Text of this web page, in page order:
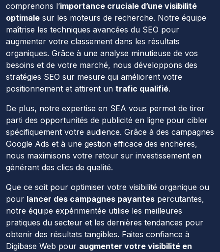
comprenons l’importance cruciale d’une visibilité
optimale sur les moteurs de recherche. Notre équipe
maîtrise les techniques avancées du SEO pour
augmenter votre classement dans les résultats
organiques. Grâce à une analyse minutieuse de vos
besoins et de votre marché, nous développons des
stratégies SEO sur mesure qui améliorent votre
positionnement et attirent un trafic qualifié.
De plus, notre expertise en SEA vous permet de tirer
parti des opportunités de publicité en ligne pour cibler
spécifiquement votre audience. Grâce à des campagnes
Google Ads et à une gestion efficace des enchères,
nous maximisons votre retour sur investissement en
générant des clics de qualité.
Que ce soit pour optimiser votre visibilité organique ou
pour lancer des campagnes payantes percutantes,
notre équipe expérimentée utilise les meilleures
pratiques du secteur et les dernières tendances pour
obtenir des résultats tangibles. Faites confiance à
Digibase Web pour augmenter votre visibilité en